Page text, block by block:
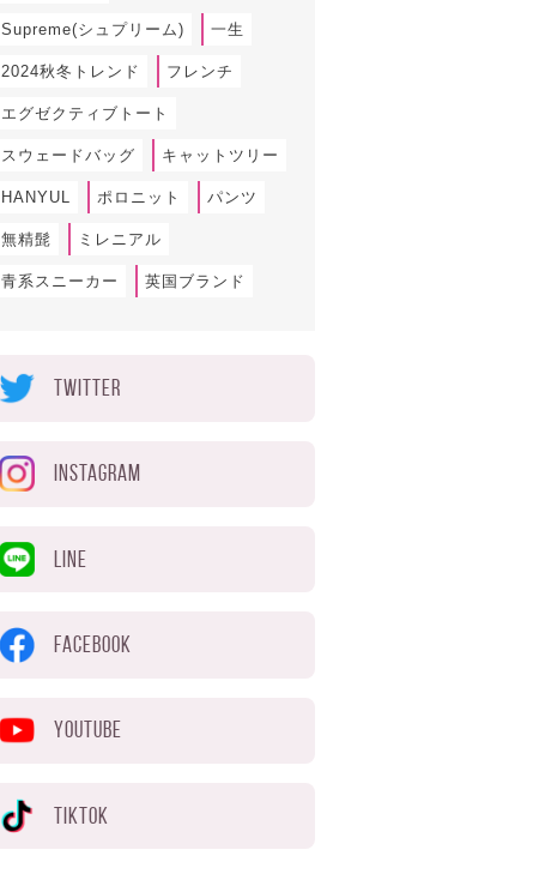
Supreme(シュプリーム) 一生
2024秋冬トレンド フレンチ
エグゼクティブトート
スウェードバッグ キャットツリー
HANYUL ポロニット パンツ
無精髭 ミレニアル
青系スニーカー 英国ブランド
TWITTER
INSTAGRAM
LINE
FACEBOOK
YOUTUBE
TIKTOK